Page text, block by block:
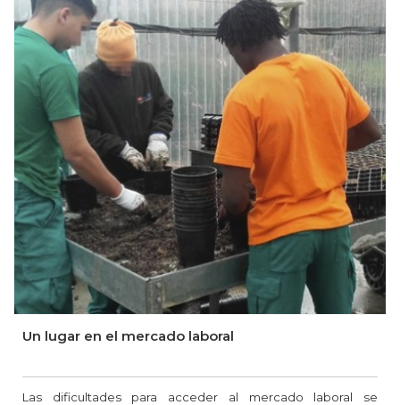
Un lugar en el mercado laboral
Las dificultades para acceder al mercado laboral se